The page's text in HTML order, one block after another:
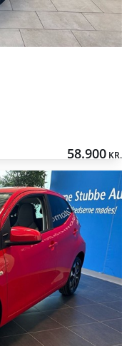
58.900 KR.